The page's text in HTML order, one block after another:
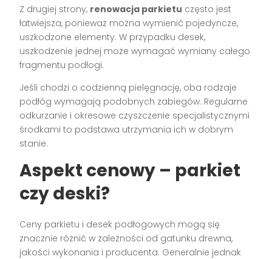
Z drugiej strony, renowacja parkietu często jest
łatwiejsza, ponieważ można wymienić pojedyncze,
uszkodzone elementy. W przypadku desek,
uszkodzenie jednej może wymagać wymiany całego
fragmentu podłogi.
Jeśli chodzi o codzienną pielęgnację, oba rodzaje
podłóg wymagają podobnych zabiegów. Regularne
odkurzanie i okresowe czyszczenie specjalistycznymi
środkami to podstawa utrzymania ich w dobrym
stanie.
Aspekt cenowy – parkiet
czy deski?
Ceny parkietu i desek podłogowych mogą się
znacznie różnić w zależności od gatunku drewna,
jakości wykonania i producenta. Generalnie jednak